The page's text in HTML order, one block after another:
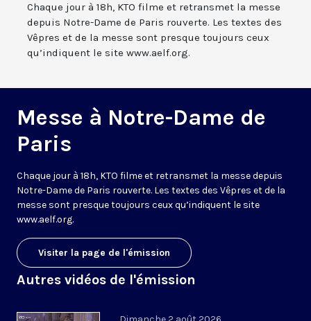
Chaque jour à 18h, KTO filme et retransmet la messe
depuis Notre-Dame de Paris rouverte. Les textes des
Vêpres et de la messe sont presque toujours ceux
qu’indiquent le site www.aelf.org.
Messe à Notre-Dame de
Paris
Chaque jour à 18h, KTO filme et retransmet la messe depuis
Notre-Dame de Paris rouverte. Les textes des Vêpres et de la
messe sont presque toujours ceux qu’indiquent le site
www.aelf.org.
Visiter la page de l'émission
Autres vidéos de l'émission